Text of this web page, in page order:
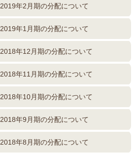
2019年2月期の分配について
2019年1月期の分配について
2018年12月期の分配について
2018年11月期の分配について
2018年10月期の分配について
2018年9月期の分配について
2018年8月期の分配について